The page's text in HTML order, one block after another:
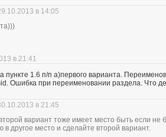
в 14:05
в 21:41
пункте 1.6 п/п а)первого варианта.
Ошибка при переименовании раздела. Что
в 21:45
вариант тоже имеет место быть если не
в другое место и сделайте второй вариант.